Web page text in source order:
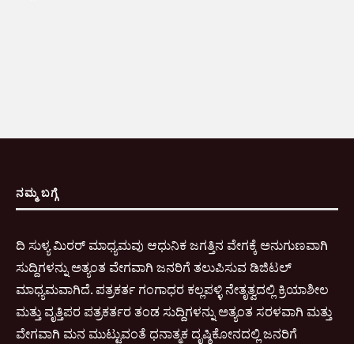
ನಮ್ಮ ಬಗ್ಗೆ
ದಿ ಸುಳ್ಯ ಮಿರರ್ ಮಾಧ್ಯಮವು ಆಧುನಿಕ ಜಗತ್ತಿನ ವೇಗಕ್ಕೆ ಅನುಗುಣವಾಗಿ
ಸುದ್ದಿಗಳನ್ನು ಅತ್ಯಂತ ವೇಗವಾಗಿ ಜನರಿಗೆ ತಲುಪಿಸುವ ಡಿಜಿಟಲ್
ಮಾಧ್ಯಮವಾಗಿದೆ. ಪತ್ರಕರ್ತ ಗಂಗಾಧರ ಕಲ್ಲಪಳ್ಳಿ ನೇತೃತ್ವದಲ್ಲಿ ಕ್ರಿಯಾಶೀಲ
ಮತ್ತು ವೃತ್ತಿಪರ ಪತ್ರಕರ್ತರ ತಂಡ ಸುದ್ದಿಗಳನ್ನು ಅತ್ಯಂತ ಸರಳವಾಗಿ ಮತ್ತು
ವೇಗವಾಗಿ ಮನ ಮುಟ್ಟುವಂತೆ ಧನಾತ್ಮಕ ದೃಷ್ಠಿಕೋನದಲ್ಲಿ ಜನರಿಗೆ